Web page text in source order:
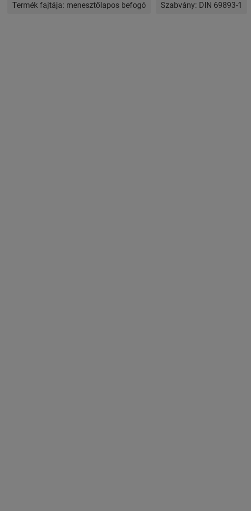
Termék fajtája: menesztőlapos befogó Szabvány: DIN 69893-1